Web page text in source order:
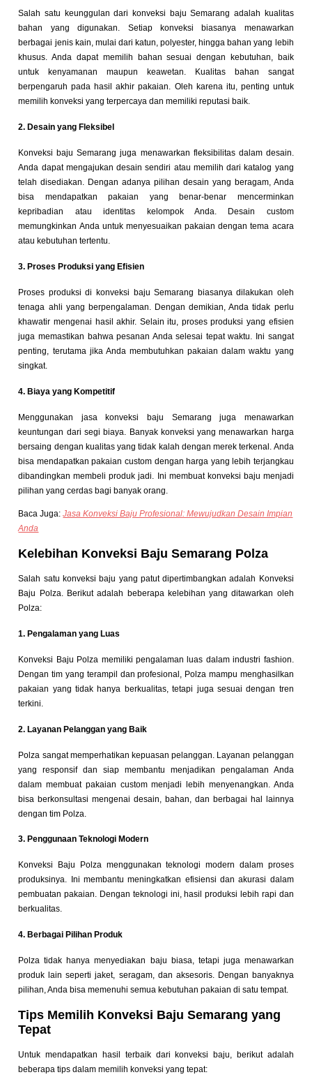
Salah satu keunggulan dari konveksi baju Semarang adalah kualitas
bahan yang digunakan. Setiap konveksi biasanya menawarkan
berbagai jenis kain, mulai dari katun, polyester, hingga bahan yang lebih
khusus. Anda dapat memilih bahan sesuai dengan kebutuhan, baik
untuk kenyamanan maupun keawetan. Kualitas bahan sangat
berpengaruh pada hasil akhir pakaian. Oleh karena itu, penting untuk
memilih konveksi yang terpercaya dan memiliki reputasi baik.
2. Desain yang Fleksibel
Konveksi baju Semarang juga menawarkan fleksibilitas dalam desain.
Anda dapat mengajukan desain sendiri atau memilih dari katalog yang
telah disediakan. Dengan adanya pilihan desain yang beragam, Anda
bisa mendapatkan pakaian yang benar-benar mencerminkan
kepribadian atau identitas kelompok Anda. Desain custom
memungkinkan Anda untuk menyesuaikan pakaian dengan tema acara
atau kebutuhan tertentu.
3. Proses Produksi yang Efisien
Proses produksi di konveksi baju Semarang biasanya dilakukan oleh
tenaga ahli yang berpengalaman. Dengan demikian, Anda tidak perlu
khawatir mengenai hasil akhir. Selain itu, proses produksi yang efisien
juga memastikan bahwa pesanan Anda selesai tepat waktu. Ini sangat
penting, terutama jika Anda membutuhkan pakaian dalam waktu yang
singkat.
4. Biaya yang Kompetitif
Menggunakan jasa konveksi baju Semarang juga menawarkan
keuntungan dari segi biaya. Banyak konveksi yang menawarkan harga
bersaing dengan kualitas yang tidak kalah dengan merek terkenal. Anda
bisa mendapatkan pakaian custom dengan harga yang lebih terjangkau
dibandingkan membeli produk jadi. Ini membuat konveksi baju menjadi
pilihan yang cerdas bagi banyak orang.
Baca Juga:Jasa Konveksi Baju Profesional: Mewujudkan Desain Impian
Anda
Kelebihan Konveksi Baju Semarang Polza
Salah satu konveksi baju yang patut dipertimbangkan adalah Konveksi
Baju Polza. Berikut adalah beberapa kelebihan yang ditawarkan oleh
Polza:
1. Pengalaman yang Luas
Konveksi Baju Polza memiliki pengalaman luas dalam industri fashion.
Dengan tim yang terampil dan profesional, Polza mampu menghasilkan
pakaian yang tidak hanya berkualitas, tetapi juga sesuai dengan tren
terkini.
2. Layanan Pelanggan yang Baik
Polza sangat memperhatikan kepuasan pelanggan. Layanan pelanggan
yang responsif dan siap membantu menjadikan pengalaman Anda
dalam membuat pakaian custom menjadi lebih menyenangkan. Anda
bisa berkonsultasi mengenai desain, bahan, dan berbagai hal lainnya
dengan tim Polza.
3. Penggunaan Teknologi Modern
Konveksi Baju Polza menggunakan teknologi modern dalam proses
produksinya. Ini membantu meningkatkan efisiensi dan akurasi dalam
pembuatan pakaian. Dengan teknologi ini, hasil produksi lebih rapi dan
berkualitas.
4. Berbagai Pilihan Produk
Polza tidak hanya menyediakan baju biasa, tetapi juga menawarkan
produk lain seperti jaket, seragam, dan aksesoris. Dengan banyaknya
pilihan, Anda bisa memenuhi semua kebutuhan pakaian di satu tempat.
Tips Memilih Konveksi Baju Semarang yang
Tepat
Untuk mendapatkan hasil terbaik dari konveksi baju, berikut adalah
beberapa tips dalam memilih konveksi yang tepat: